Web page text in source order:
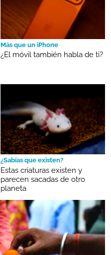
Más que un iPhone
¿El móvil también habla de ti?
¿Sabías que existen?
Estas criaturas existen y
parecen sacadas de otro
planeta